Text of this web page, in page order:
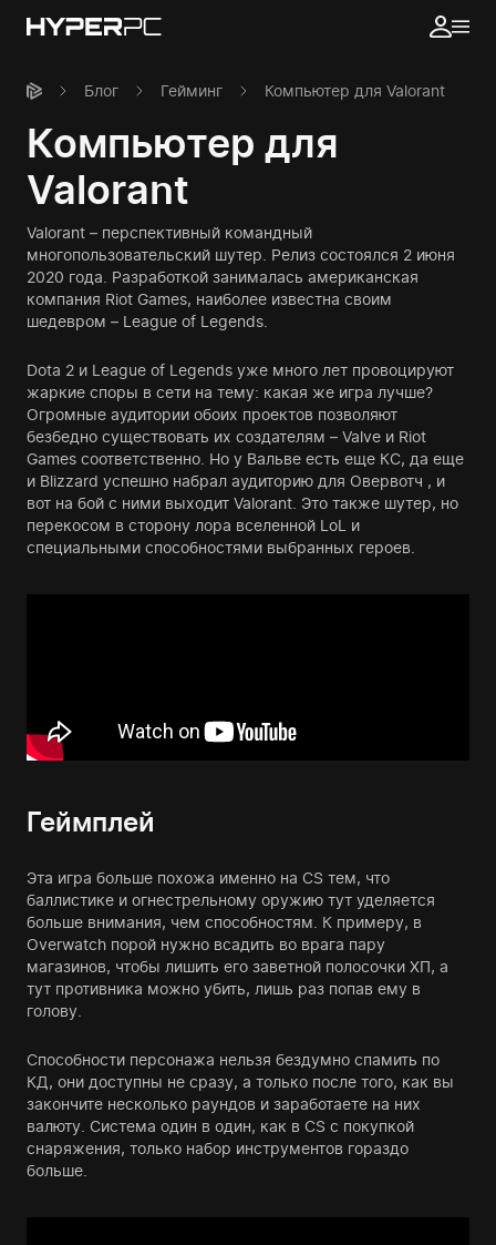
Блог Гейминг Компьютер для Valorant
Компьютер для
Valorant
Valorant – перспективный командный
многопользовательский шутер. Релиз состоялся 2 июня
2020 года. Разработкой занималась американская
компания Riot Games, наиболее известна своим
шедевром – League of Legends.
Dota 2 и League of Legends уже много лет провоцируют
жаркие споры в сети на тему: какая же игра лучше?
Огромные аудитории обоих проектов позволяют
безбедно существовать их создателям – Valve и Riot
Games соответственно. Но у Вальве есть еще КС, да еще
и Blizzard успешно набрал аудиторию для Овервотч , и
вот на бой с ними выходит Valorant. Это также шутер, но
перекосом в сторону лора вселенной LoL и
специальными способностями выбранных героев.
Геймплей
Эта игра больше похожа именно на CS тем, что
баллистике и огнестрельному оружию тут уделяется
больше внимания, чем способностям. К примеру, в
Overwatch порой нужно всадить во врага пару
магазинов, чтобы лишить его заветной полосочки ХП, а
тут противника можно убить, лишь раз попав ему в
голову.
Способности персонажа нельзя бездумно спамить по
КД, они доступны не сразу, а только после того, как вы
закончите несколько раундов и заработаете на них
валюту. Система один в один, как в CS с покупкой
снаряжения, только набор инструментов гораздо
больше.